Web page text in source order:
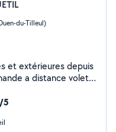
du-Tilleul)
et extérieures depuis
a distance volets,
en informatique,
connection
5